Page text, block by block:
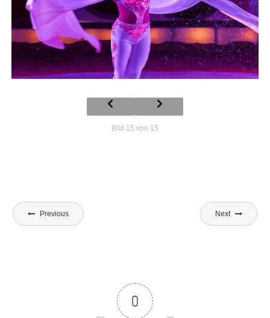
Bild 15 von 15
Beitragsnavigation
Previous Next
0